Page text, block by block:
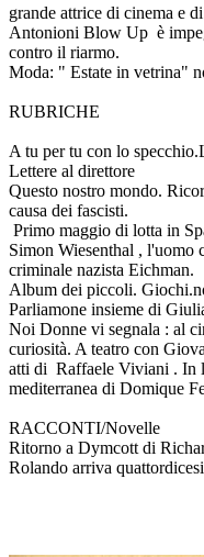
grande attrice di cinema e
Antonioni Blow Up è
contro il riarmo.
Moda: " Estate in vetrina"
RUBRICHE
A tu per tu con lo
Lettere al direttore
Questo nostro mondo.
causa dei fascisti.
Primo maggio di lotta in
Simon Wiesenthal , l'uomo
criminale nazista Eichman.
Album dei piccoli.
Parliamone insieme di
Noi Donne vi segnala : al
curiosità. A teatro con
atti di Raffaele Viviani . In
mediterranea di Domique
RACCONTI/Novelle
Ritorno a Dymcott di
Rolando arriva